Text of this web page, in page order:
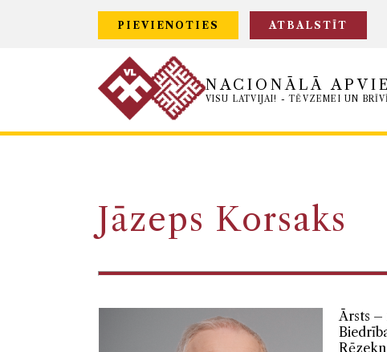
PIEVIENOTIES ATBALSTĪT
NACIONĀLĀ
VISU LATVIJAI! - TĒVZEMEI UN
Jāzeps Korsaks
Ārsts –